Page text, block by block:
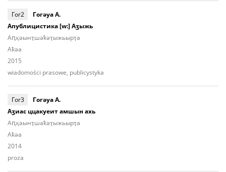
Гог2
Гогәуа А.
Апублицистика [w:] Аӡыжь
Аԥ­ҳәынҭ­шәҟәҭы­жьыp­ҭа
Aҟәа
2015
wiadomości prasowe, publicystyka
Гог3
Гогәуа А.
Аӡиас ццакуеит амшын ахь
Аԥ­ҳәынҭ­шәҟәҭы­жьыp­ҭа
Aҟәа
2014
proza